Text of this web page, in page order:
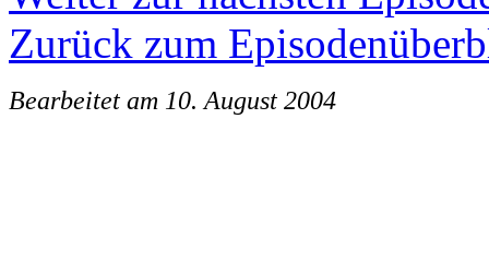
Zurück zum
Bearbeitet am 10. August 2004